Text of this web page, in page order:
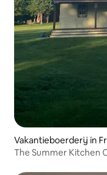
Vakantieboerderij in
The Summer Kitchen